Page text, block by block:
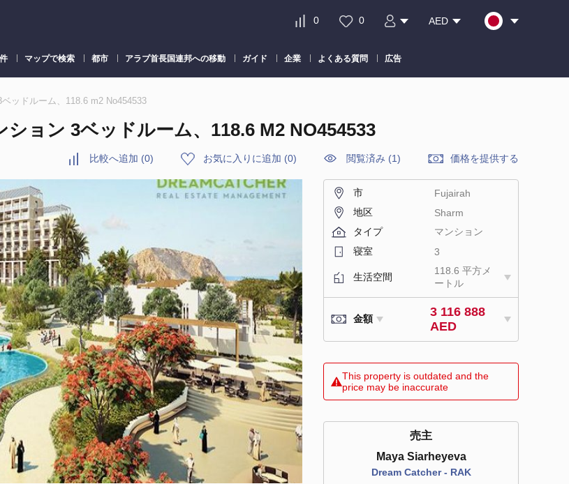
0 0 AED
マップで検索 都市 アラブ首長国連邦への移動 ガイド 企業 よくある質問 広告
ッドルーム、118.6 m2 No454533
ョン 3ベッドルーム、118.6 M2 NO454533
比較へ追加 (0) お気に入りに追加 (0) 閲覧済み (1) 価格を提供する
市
Fujairah
地区
Sharm
タイプ
マンション
寝室
3
生活空間
118.6 平方メ
ートル
金額
3 116 888
AED
This property is outdated and the
price may be inaccurate
売主
Maya Siarheyeva
Dream Catcher - RAK